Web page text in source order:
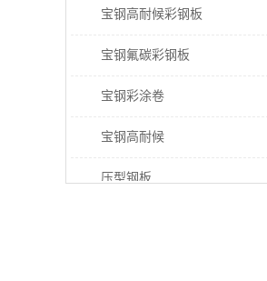
宝钢高耐候彩钢板
宝钢氟碳彩钢板
宝钢彩涂卷
宝钢高耐候
压型钢板